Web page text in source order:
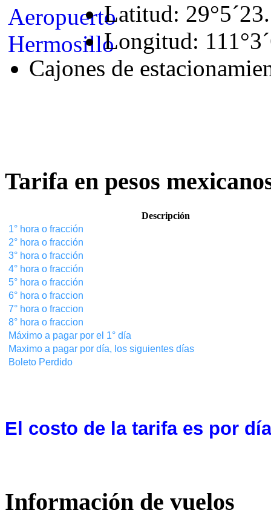
Latitud:
Longitud:
Cajones de
Tarifa en pesos
Descripción
1° hora o fracción
2° hora o fracción
3° hora o fracción
4° hora o fracción
5° hora o fracción
6° hora o fraccion
7° hora o fraccion
8° hora o fraccion
Máximo a pagar por el 1° día
Maximo a pagar por día, los siguientes días
Boleto Perdido
El costo de la tarifa es por
Información de vuelos